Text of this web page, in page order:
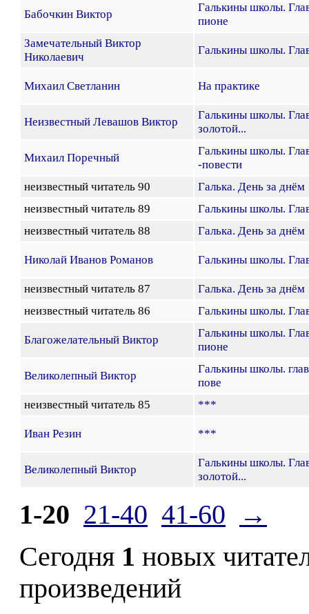
Бабочкин Виктор
Галькины школы.
пионе
Замечательный Виктор
Николаевич
Галькины школы.
Михаил Светланин На практике
Неизвестный Левашов Виктор
Галькины школы.
золотой...
Михаил Поречный
Галькины школы.
-повести
неизвестный читатель 90
Галька. День за днём
неизвестный читатель 89
Галькины школы.
неизвестный читатель 88
Галька. День за днём
Николай Иванов Романов Галькины школы.
неизвестный читатель 87
Галька. День за днём
неизвестный читатель 86
Галькины школы.
Благожелательный Виктор
Галькины школы.
пионе
Великолепный Виктор
Галькины школы.
пове
неизвестный читатель 85
***
Иван Резин ***
Великолепный Виктор
Галькины школы.
золотой...
1-20 21-40 41-60
→
Сегодня 1 новых
произведений